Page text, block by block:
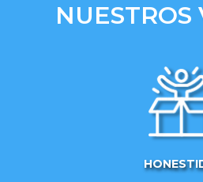
NUESTROS